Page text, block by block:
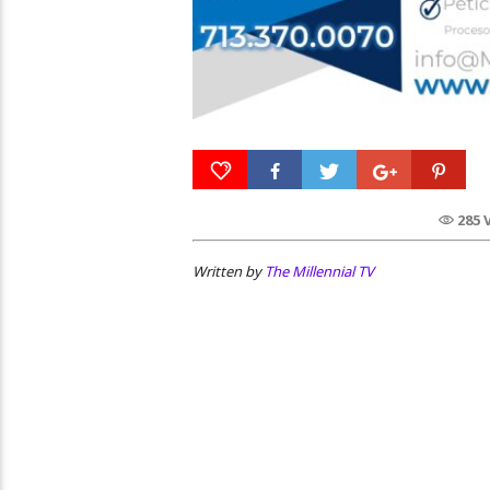
285
Written byThe Millennial TV